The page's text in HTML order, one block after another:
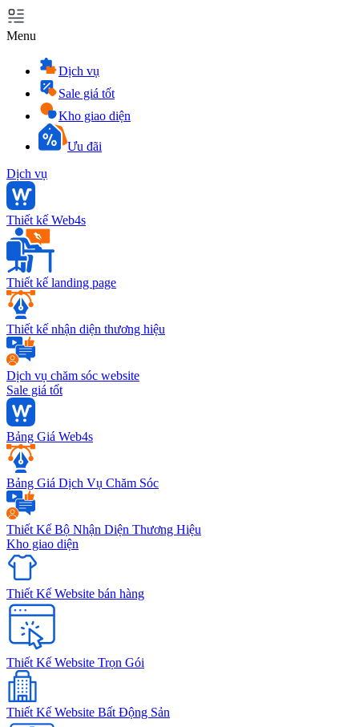
Menu
Dịch vụ
Sale giá tốt
Kho giao diện
Ưu đãi
Dịch vụ
Thiết kế Web4s
Thiết kế landing page
Thiết kế nhận diện thương hiệu
Dịch vụ chăm sóc website
Sale giá tốt
Bảng Giá Web4s
Bảng Giá Dịch Vụ Chăm Sóc
Thiết Kế Bộ Nhận Diện Thương Hiệu
Kho giao diện
Thiết Kế Website bán hàng
Thiết Kế Website Trọn Gói
Thiết Kế Website Bất Động Sản